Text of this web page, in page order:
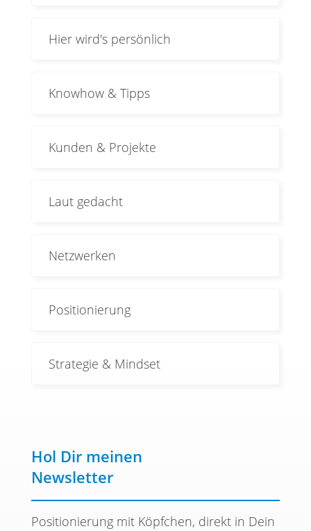
Hier wird's persönlich
Knowhow & Tipps
Kunden & Projekte
Laut gedacht
Netzwerken
Positionierung
Strategie & Mindset
Hol Dir meinen
Newsletter
Positionierung mit Köpfchen, direkt in Dein